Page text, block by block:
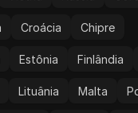
Croácia Chipre
Estônia Finlândia
Lituânia Malta